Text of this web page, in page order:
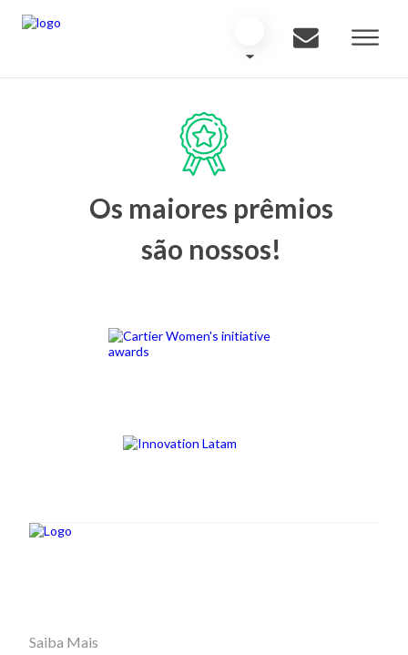
Os maiores prêmios
são nossos!
Saiba Mais